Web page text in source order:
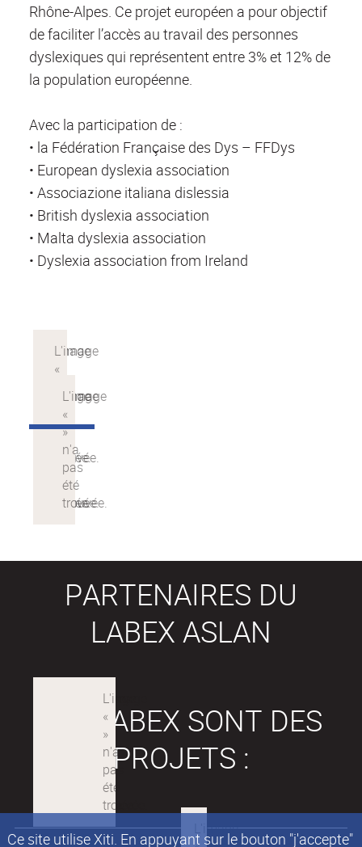
Ce site utilise Xiti. En appuyant sur le bouton "j'accepte"
Rhône-Alpes. Ce projet européen a pour objectif
de faciliter l’accès au travail des personnes
dyslexiques qui représentent entre 3% et 12% de
la population européenne.
Avec la participation de :
• la Fédération Française des Dys – FFDys
• European dyslexia association
• Associazione italiana dislessia
• British dyslexia association
• Malta dyslexia association
• Dyslexia association from Ireland
PARTENAIRES DU
LABEX ASLAN
LES LABEX SONT DES
PROJETS :